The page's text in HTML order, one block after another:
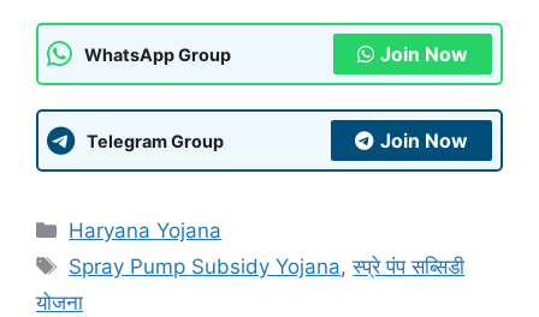
WhatsApp Group Join Now
Telegram Group Join Now
Categories
Haryana Yojana
Tags
Spray Pump Subsidy Yojana,स्प्रे पंप सब्सिडी
योजना